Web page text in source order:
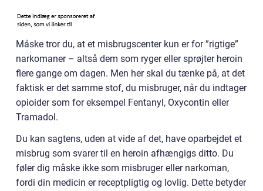
Måske tror du, at et misbrugscenter kun er for ”rigtige”
narkomaner – altså dem som ryger eller sprøjter heroin
flere gange om dagen. Men her skal du tænke på, at det
faktisk er det samme stof, du misbruger, når du indtager
opioider som for eksempel Fentanyl, Oxycontin eller
Tramadol.
Du kan sagtens, uden at vide af det, have oparbejdet et
misbrug som svarer til en heroin afhængigs ditto. Du
føler dig måske ikke som misbruger eller narkoman,
fordi din medicin er receptpligtig og lovlig. Dette betyder